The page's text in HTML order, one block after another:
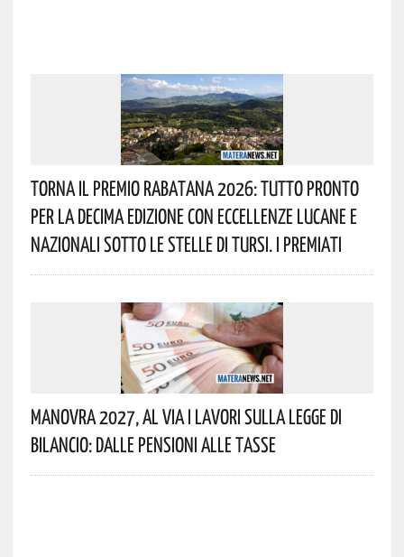
Torna Il Premio Rabatana 2026: Tutto Pronto
Per La Decima Edizione Con Eccellenze Lucane E
Nazionali Sotto Le Stelle Di Tursi. I Premiati
Manovra 2027, Al Via I Lavori Sulla Legge Di
Bilancio: Dalle Pensioni Alle Tasse